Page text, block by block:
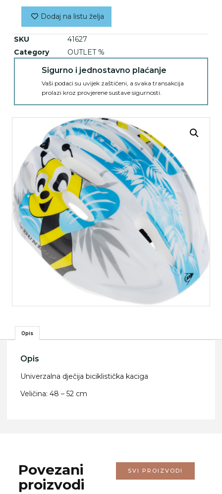
Dodaj na listu želja
SKU
41627
Category
OUTLET %
Sigurno i jednostavno plaćanje
Vaši podaci su uvijek zaštićeni, a svaka transakcija
prolazi kroz provjerene sustave sigurnosti.
Opis
Opis
Univerzalna dječija biciklistička kaciga
Veličina: 48 – 52 cm
Povezani
proizvodi
SVI PROIZVODI